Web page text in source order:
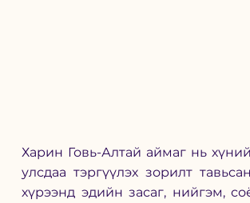
Харин Говь-Алтай аймаг нь
улсдаа тэргүүлэх зорилт
хүрээнд эдийн засаг, нийгэм,